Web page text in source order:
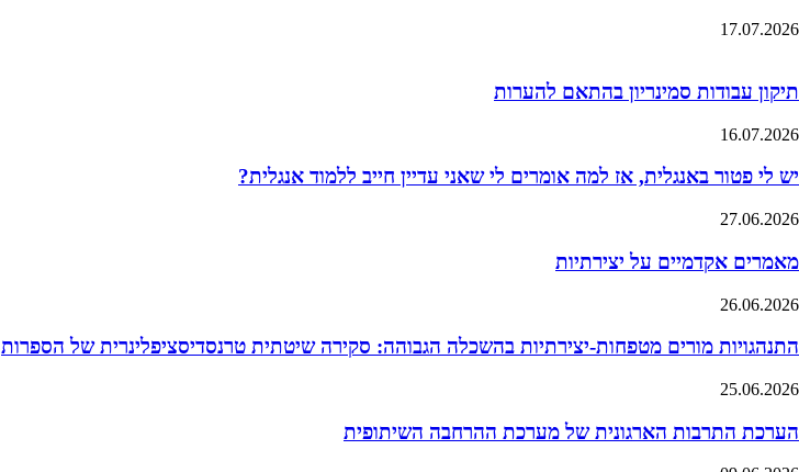
17.07.2026
תיקון עבודות סמינריון בהתאם להערות
16.07.2026
יש לי פטור באנגלית, אז למה אומרים לי שאני עדיין חייב ללמוד אנגלית?
27.06.2026
מאמרים אקדמיים על יצירתיות
26.06.2026
התנהגויות מורים מטפחות-יצירתיות בהשכלה הגבוהה: סקירה שיטתית טרנסדיסציפלינרית של הספרות
25.06.2026
הערכת התרבות הארגונית של מערכת ההרחבה השיתופית